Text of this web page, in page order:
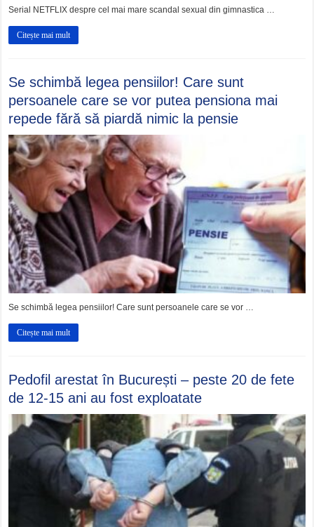
Serial NETFLIX despre cel mai mare scandal sexual din gimnastica …
Citește mai mult
Se schimbă legea pensiilor! Care sunt
persoanele care se vor putea pensiona mai
repede fără să piardă nimic la pensie
Se schimbă legea pensiilor! Care sunt persoanele care se vor …
Citește mai mult
Pedofil arestat în București – peste 20 de fete
de 12-15 ani au fost exploatate